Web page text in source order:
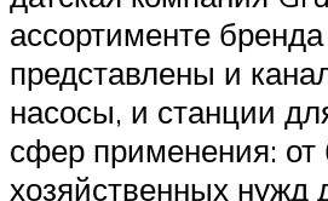
ассортименте бренда
представлены и
насосы, и станции
сфер применения:
хозяйственных нужд